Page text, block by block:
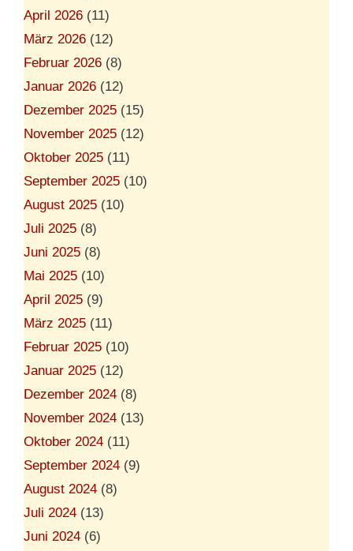
April 2026 (11)
März 2026 (12)
Februar 2026 (8)
Januar 2026 (12)
Dezember 2025 (15)
November 2025 (12)
Oktober 2025 (11)
September 2025 (10)
August 2025 (10)
Juli 2025 (8)
Juni 2025 (8)
Mai 2025 (10)
April 2025 (9)
März 2025 (11)
Februar 2025 (10)
Januar 2025 (12)
Dezember 2024 (8)
November 2024 (13)
Oktober 2024 (11)
September 2024 (9)
August 2024 (8)
Juli 2024 (13)
Juni 2024 (6)